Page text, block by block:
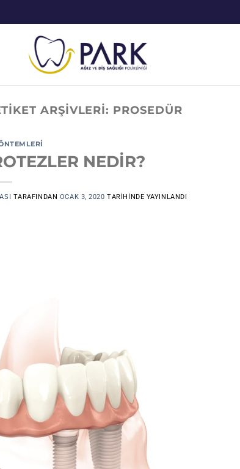
ARŞIVLERI: PROSEDÜR
NEDİR?
TARAFINDAN OCAK 3, 2020 TARIHINDE YAYINLANDI